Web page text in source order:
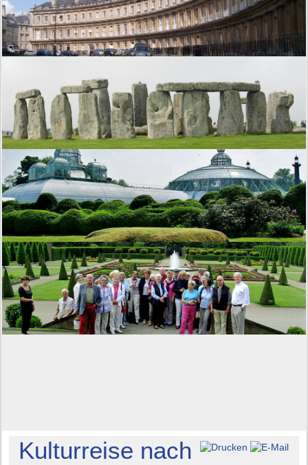
Kulturreise nach